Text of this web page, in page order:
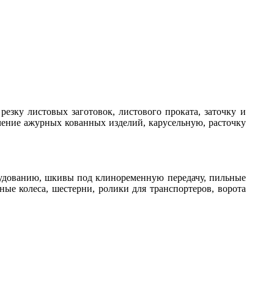
листовых заготовок, листового проката, заточку и
ажурных кованных изделий, карусельную, расточку
шкивы под клиноременную передачу, пильные
колеса, шестерни, ролики для транспортеров, ворота